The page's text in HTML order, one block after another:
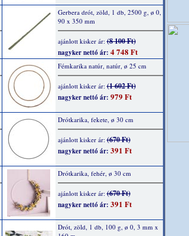
Gerbera drót, zöld, 1 db, 2500 g, ø 0,
90 x 350 mm
ajánlott kisker ár:(8 100 Ft)
nagyker nettó ár: 4 748 Ft
Fémkarika natúr, natúr, ø 25 cm
ajánlott kisker ár:(1 602 Ft)
nagyker nettó ár: 979 Ft
Drótkarika, fekete, ø 30 cm
ajánlott kisker ár:(670 Ft)
nagyker nettó ár: 391 Ft
Drótkarika, fehér, ø 30 cm
ajánlott kisker ár:(670 Ft)
nagyker nettó ár: 391 Ft
Drót, zöld, 1 db, 100 g, ø 0, 3 mm x